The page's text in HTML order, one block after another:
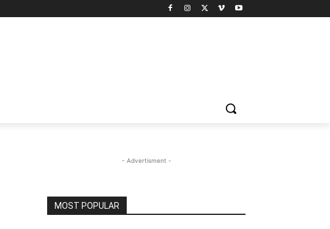
- Advertisment -
MOST POPULAR